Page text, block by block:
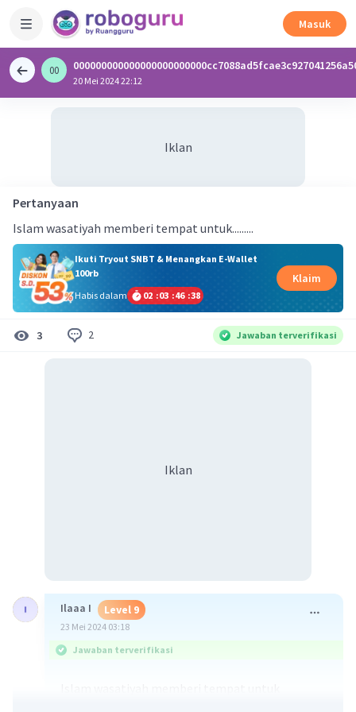
Masuk
00
0
20 Mei 2024 22:12
Iklan
Pertanyaan
Islam wasatiyah memberi tempat untuk.........
Ikuti Tryout SNBT & Menangkan E-Wallet
100rb
Habis dalam
02 :03 :46 :38
Klaim
3 2 Jawaban terverifikasi
Iklan
Ilaaa I Level 9
23 Mei 2024 03:18
Jawaban terverifikasi